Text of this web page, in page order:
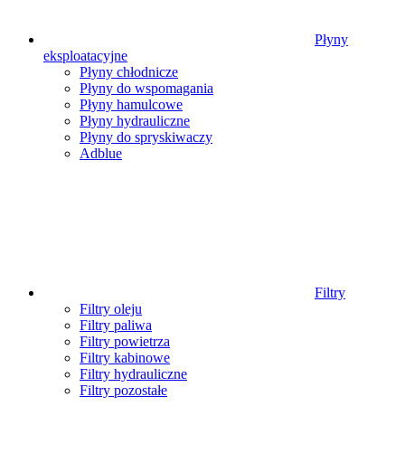
Płyny
eksploatacyjne
Płyny chłodnicze
Płyny do wspomagania
Płyny hamulcowe
Płyny hydrauliczne
Płyny do spryskiwaczy
Adblue
Filtry
Filtry oleju
Filtry paliwa
Filtry powietrza
Filtry kabinowe
Filtry hydrauliczne
Filtry pozostałe